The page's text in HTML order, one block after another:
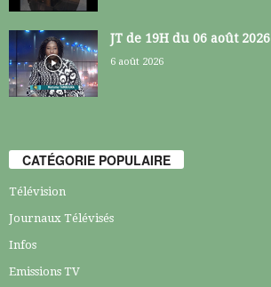
JT de 19H du 06 août 2026
6 août 2026
CATÉGORIE POPULAIRE
Télévision
Journaux Télévisés
Infos
Emissions TV